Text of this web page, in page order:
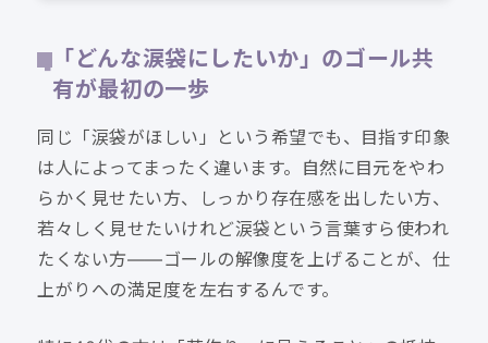
「どんな涙袋にしたいか」のゴール共
有が最初の一歩
同じ「涙袋がほしい」という希望でも、目指す印象
は人によってまったく違います。自然に目元をやわ
らかく見せたい方、しっかり存在感を出したい方、
若々しく見せたいけれど涙袋という言葉すら使われ
たくない方——ゴールの解像度を上げることが、仕
上がりへの満足度を左右するんです。